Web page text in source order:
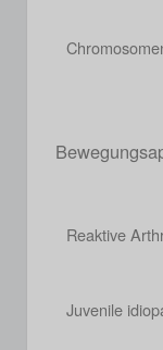
Reaktive
Juvenile